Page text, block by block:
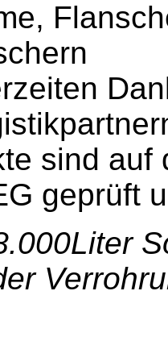
sind auf
geprüft